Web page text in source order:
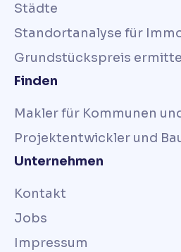
Städte
Standortanalyse für
Grundstückspreis
Finden
Makler für Kommunen
Projektentwickler und
Unternehmen
Kontakt
Jobs
Impressum